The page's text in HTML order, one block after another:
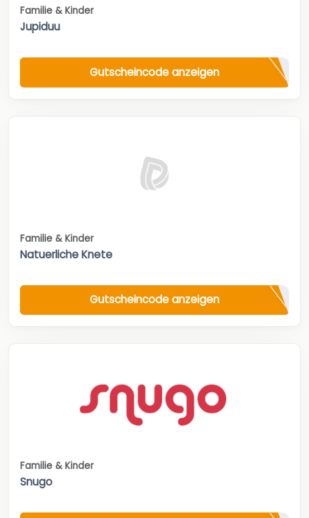
Familie & Kinder
Jupiduu
Gutscheincode anzeigen
Familie & Kinder
Natuerliche Knete
Gutscheincode anzeigen
Familie & Kinder
Snugo